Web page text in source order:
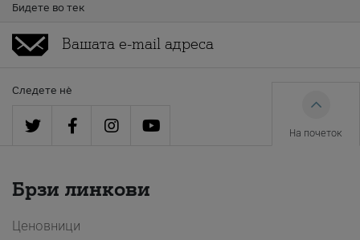
Бидете во тек
Следете нè
На почеток
Брзи линкови
Ценовници